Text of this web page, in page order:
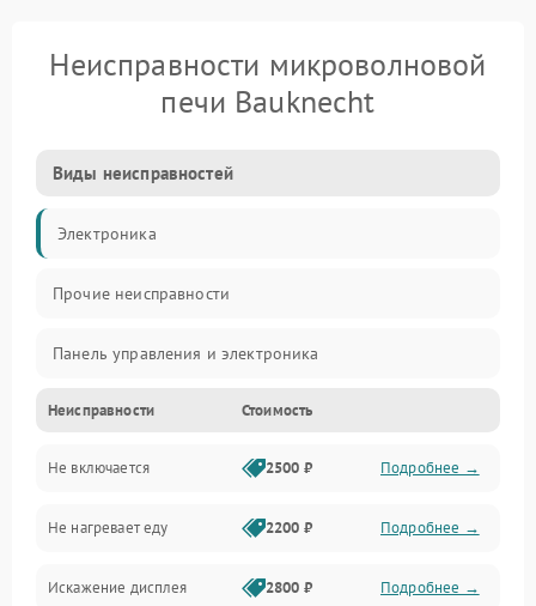
Неисправности микроволновой
печи Bauknecht
Виды неисправностей
Электроника
Прочие неисправности
Панель управления и электроника
Дверца и корпус
Механика и внутренние элементы
Механические повреждения
Питание и запуск
Неисправности Стоимость
Не включается 2500 ₽ Подробнее →
Не нагревает еду 2200 ₽ Подробнее →
Искажение дисплея 2800 ₽ Подробнее →